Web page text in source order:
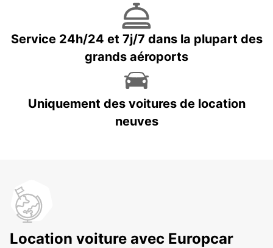
Service 24h/24 et 7j/7 dans la plupart des
grands aéroports
Uniquement des voitures de location
neuves
Location voiture avec Europcar